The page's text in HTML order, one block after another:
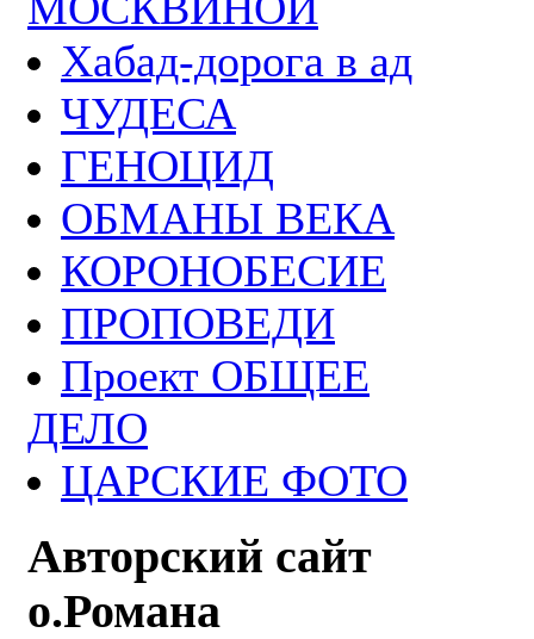
Хабад-дорога в ад
ЧУДЕСА
ГЕНОЦИД
ОБМАНЫ ВЕКА
КОРОНОБЕСИЕ
ПРОПОВЕДИ
Проект ОБЩЕЕ
ДЕЛО
ЦАРСКИЕ ФОТО
Авторский сайт
о.Романа